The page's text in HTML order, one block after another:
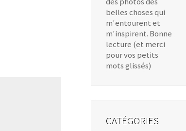
belles choses qui
m'entourent et
m'inspirent. Bonne
lecture (et merci
pour vos petits
mots glissés)
CATÉGORIES